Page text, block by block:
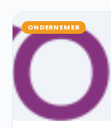
ONDERNEMER